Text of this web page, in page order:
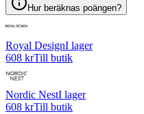
Hur beräknas poängen?
Royal DesignI lager
608 krTill butik
Nordic NestI lager
608 krTill butik